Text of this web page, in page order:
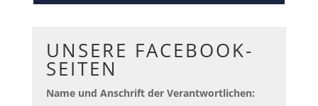
UNSERE FACEBOOK-
SEITEN
Name und Anschrift der Verantwortlichen: